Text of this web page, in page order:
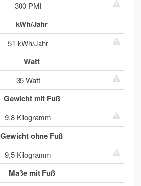
300 PMI
kWh/Jahr
51 kWh/Jahr
Watt
35 Watt
Gewicht mit Fuß
9,8 Kilogramm
Gewicht ohne Fuß
9,5 Kilogramm
Maße mit Fuß